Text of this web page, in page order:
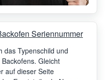
Seriennummer
das Typenschild und
Gleicht
auf dieser Seite